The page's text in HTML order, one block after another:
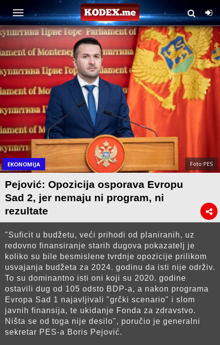
EKONOMIJA Foto:PES
Pejović: Opozicija osporava Evropu
Sad 2, jer nemaju ni program, ni
rezultate
"Suficit u budžetu, veći prihodi od planiranih, uz
redovno finansiranje starih dugova pokazatelj je
koliko su bile besmislene tvrdnje opozicije prilikom
usvajanja budžeta za 2024. godinu da isti nije održiv.
To su dominantno isti oni koji su 2020. godine
ostavili dug od 105 odsto BDP-a, a nakon programa
Evropa Sad 1 najavljivali "grčki scenario" i slom
javnih finansija, te ukidanje Fonda za zdravstvo.
Ništa se od toga nije desilo", poručio je generalni
sekretar PES-a Boris Pejović.